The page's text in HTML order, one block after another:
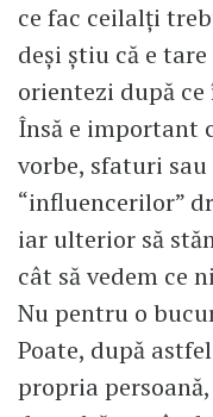
ce fac ceilalți
deși știu că e
orientezi după
Însă e important
vorbe, sfaturi
“influencerilor”
iar ulterior să
cât să vedem ce
Nu pentru o
Poate, după
propria